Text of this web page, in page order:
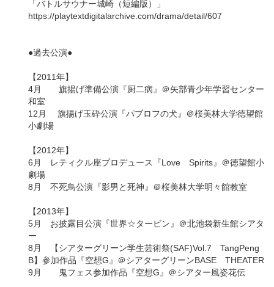
「バトルサウナー城崎（短編版）」
https://playtextdigitalarchive.com/drama/detail/607
●過去公演●
【2011年】
4月 旗揚げ準備公演『厨二病』＠矢部青少年学習センター
和室
12月 旗揚げ玉砕公演『パブロフの犬』＠桜美林大学徳望館
小劇場
【2012年】
6月 レティクル座プロデュース『Love Spirits』＠徳望館小
劇場
8月 不死鳥公演『影男と死神』＠桜美林大学明々館教室
【2013年】
5月 お披露目公演『世界☆タービン』＠北池袋新生館シアタ
ー
8月 【シアターグリーン学生芸術祭(SAF)Vol.7 TangPeng
B】参加作品『空想G』＠シアターグリーンBASE THEATER
9月 鬼フェス参加作品『空想G』＠シアター風姿花伝